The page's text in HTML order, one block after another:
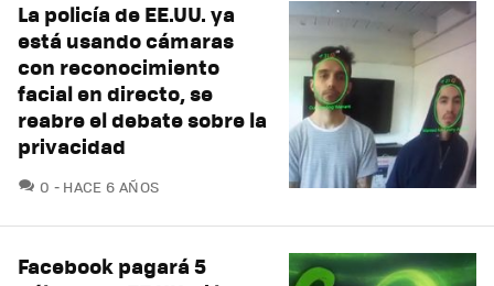
La policía de EE.UU. ya
está usando cámaras
con reconocimiento
facial en directo, se
reabre el debate sobre la
privacidad
0 COMENTARIOS
HACE 6 AÑOS
Facebook pagará 5